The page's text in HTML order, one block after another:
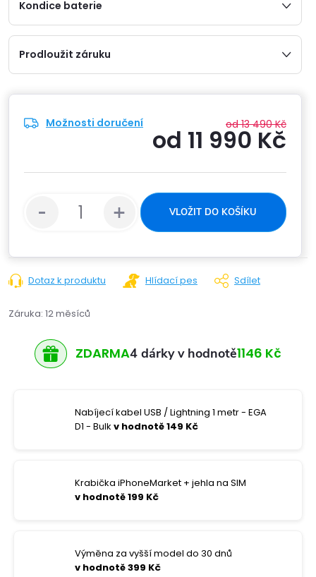
Kondice baterie
Prodloužit záruku
Možnosti doručení od 13 490 Kč
od 11 990 Kč
VLOŽIT DO KOŠÍKU
Dotaz k produktu Hlídací pes Sdílet
Záruka: 12 měsíců
ZDARMA4 dárky v hodnotě1146 Kč
Nabíjecí kabel USB / Lightning 1 metr - EGA
D1 - Bulk v hodnotě 149 Kč
Krabička iPhoneMarket + jehla na SIM
v hodnotě 199 Kč
Výměna za vyšší model do 30 dnů
v hodnotě 399 Kč